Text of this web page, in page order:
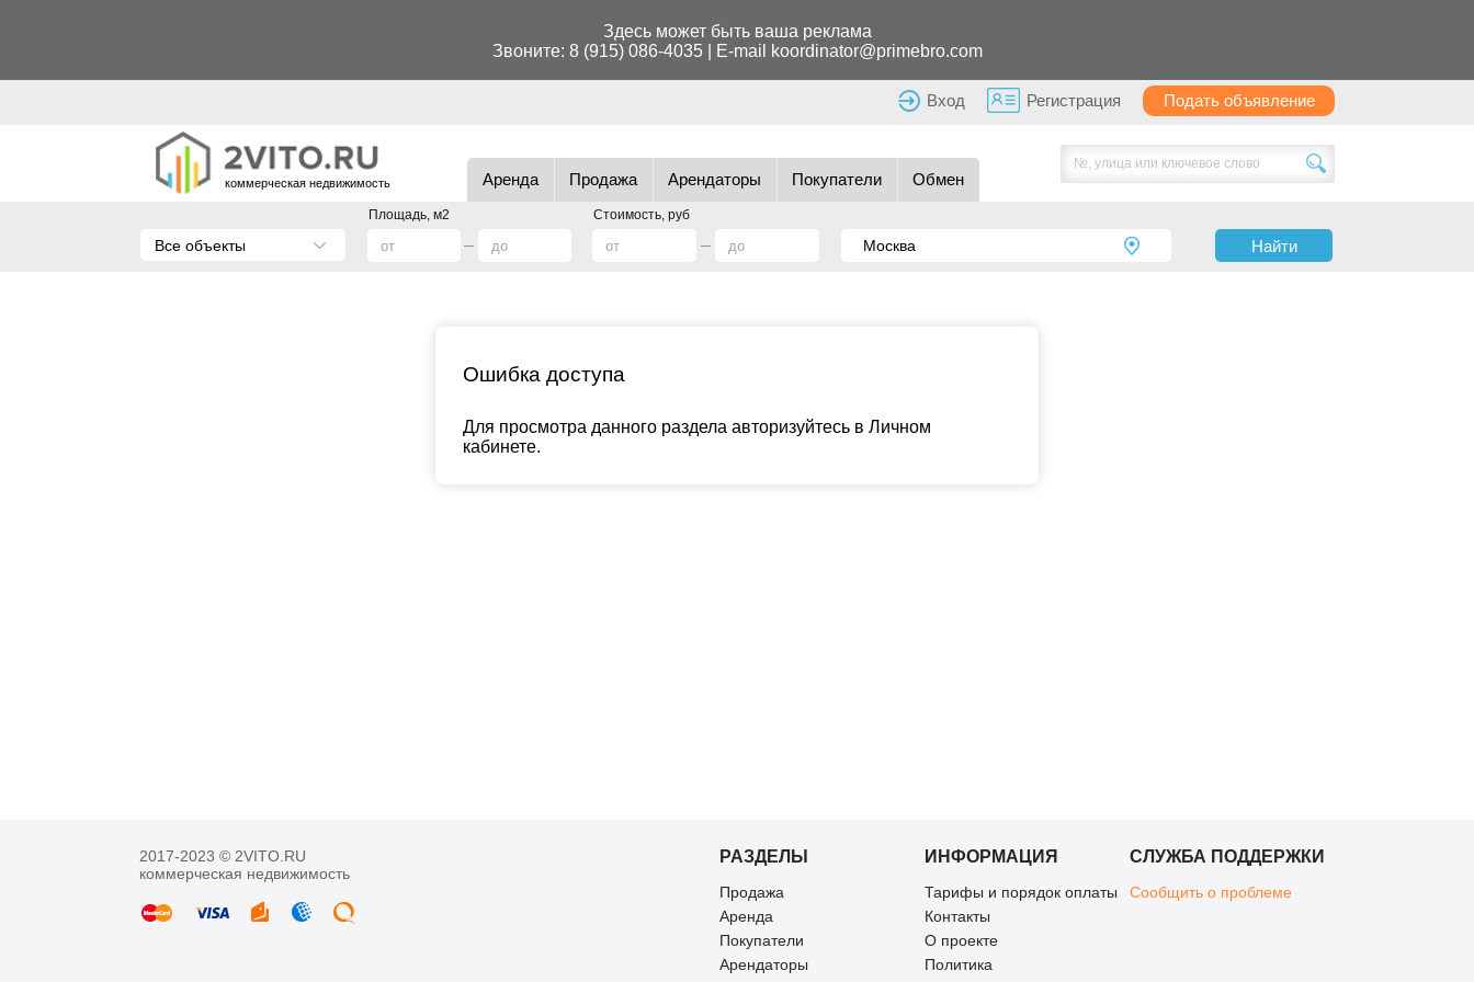
Здесь может быть ваша реклама
Звоните: 8 (915) 086-4035| E-mail koordinator@primebro.com
Вход Регистрация Подать объявление
коммерческая недвижимость Аренда Продажа Арендаторы Покупатели Обмен
Площадь, м2 Стоимость, руб
Все объекты Найти
Ошибка доступа
Для просмотра данного раздела авторизуйтесь в Личном
кабинете.
2017-2023 © 2VITO.RU
коммерческая недвижимость
РАЗДЕЛЫ
Продажа
Аренда
Покупатели
Арендаторы
ИНФОРМАЦИЯ
Тарифы и порядок оплаты
Контакты
О проекте
Политика
СЛУЖБА ПОДДЕРЖКИ
Сообщить о проблеме